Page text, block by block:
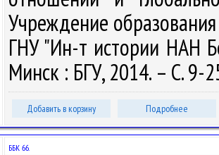
Учреждение
ГНУ "Ин-т истории НАН
Минск : БГУ, 2014. – С. 9-
Добавить в корзину Подробнее
ББК 66.